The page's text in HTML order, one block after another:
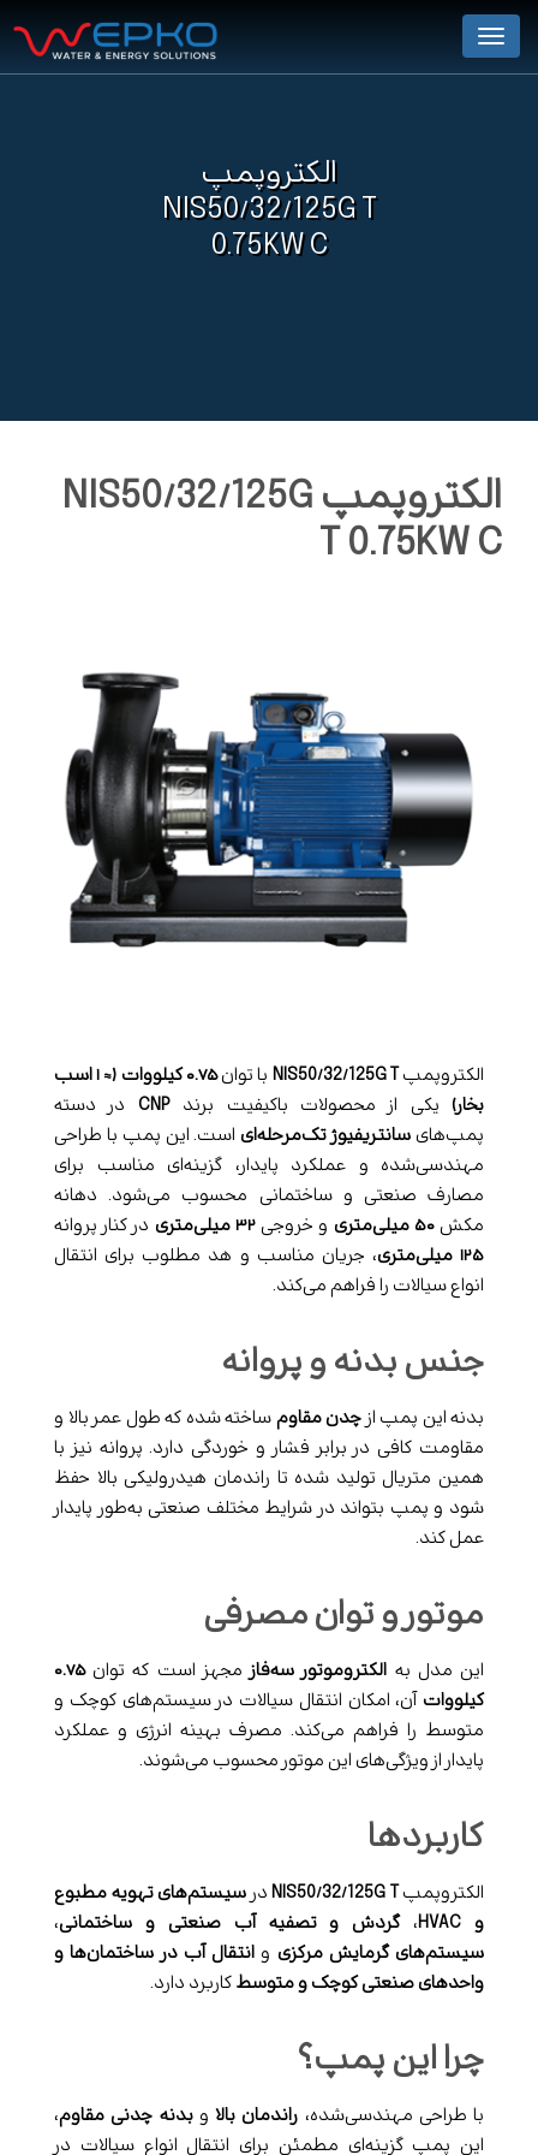
Menu
الکتروپمپ
NIS50/32/125G T
0.75KW C
الکتروپمپ NIS50/32/125G
T 0.75KW C
الکتروپمپNIS50/32/125G T با توان
۰.۷۵ کیلووات (≈ ۱ اسب
بخار) یکی از محصولات باکیفیت برندCNP در دسته
پمپ‌های سانتریفیوژ تک‌مرحله‌ای است. این پمپ با طراحی
مهندسی‌شده و عملکرد پایدار، گزینه‌ای مناسب برای
مصارف صنعتی و ساختمانی محسوب می‌شود. دهانه
مکش۵۰ میلی‌متری و خروجی۳۲ میلی‌متری
در کنار پروانه
۱۲۵ میلی‌متری
، جریان مناسب و هد مطلوب برای انتقال
انواع سیالات را فراهم می‌کند.
جنس بدنه و پروانه
بدنه این پمپ ازچدن مقاومساخته شده که طول عمر بالا و
مقاومت کافی در برابر فشار و خوردگی دارد. پروانه نیز با
همین متریال تولید شده تا راندمان هیدرولیکی بالا حفظ
شود و پمپ بتواند در شرایط مختلف صنعتی به‌طور پایدار
عمل کند.
موتور و توان مصرفی
این مدل به الکتروموتور سه‌فازمجهز است که توان۰.۷۵
کیلووات آن، امکان انتقال سیالات در سیستم‌های کوچک و
متوسط را فراهم می‌کند. مصرف بهینه انرژی و عملکرد
پایدار از ویژگی‌های این موتور محسوب می‌شوند.
کاربردها
الکتروپمپNIS50/32/125G Tدرسیستم‌های تهویه مطبوع
و HVAC
،گردش و تصفیه آب صنعتی و ساختمانی،
سیستم‌های گرمایش مرکزی و انتقال آب در ساختمان‌ها و
واحدهای صنعتی کوچک و متوسطکاربرد دارد.
چرا این پمپ؟
با طراحی مهندسی‌شده، راندمان بالا وبدنه چدنی مقاوم،
این پمپ گزینه‌ای مطمئن برای انتقال انواع سیالات در